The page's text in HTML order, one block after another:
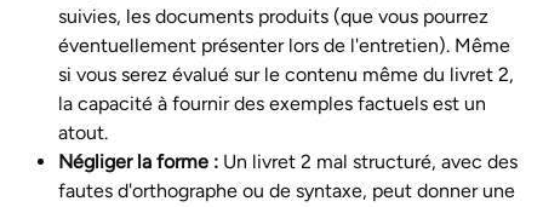
suivies, les documents produits (que vous pourrez
éventuellement présenter lors de l'entretien). Même
si vous serez évalué sur le contenu même du livret 2,
la capacité à fournir des exemples factuels est un
atout.
Négliger la forme : Un livret 2 mal structuré, avec des
fautes d'orthographe ou de syntaxe, peut donner une